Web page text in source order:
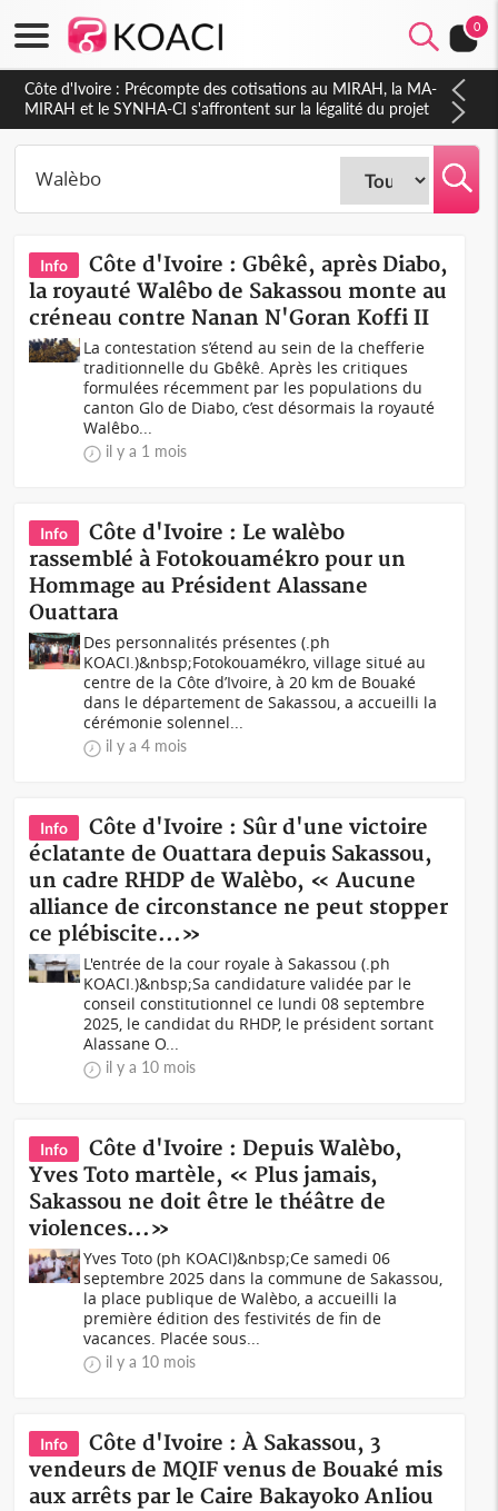
0
Côte d'Ivoire : Indépendance 2026, Thiam plaide pour un
environnement démocratique plus apaisé
Info
Côte d'Ivoire : Gbêkê, après Diabo,
la royauté Walêbo de Sakassou monte au
créneau contre Nanan N'Goran Koffi II
La contestation s’étend au sein de la chefferie
traditionnelle du Gbêkê. Après les critiques
formulées récemment par les populations du
canton Glo de Diabo, c’est désormais la royauté
Walêbo...
il y a 1 mois
Info
Côte d'Ivoire : Le walèbo
rassemblé à Fotokouamékro pour un
Hommage au Président Alassane
Ouattara
Des personnalités présentes (.ph
KOACI.)&nbsp;Fotokouamékro, village situé au
centre de la Côte d’Ivoire, à 20 km de Bouaké
dans le département de Sakassou, a accueilli la
cérémonie solennel...
il y a 4 mois
Info
Côte d'Ivoire : Sûr d'une victoire
éclatante de Ouattara depuis Sakassou,
un cadre RHDP de Walèbo, « Aucune
alliance de circonstance ne peut stopper
ce plébiscite...»
L'entrée de la cour royale à Sakassou (.ph
KOACI.)&nbsp;Sa candidature validée par le
conseil constitutionnel ce lundi 08 septembre
2025, le candidat du RHDP, le président sortant
Alassane O...
il y a 10 mois
Info
Côte d'Ivoire : Depuis Walèbo,
Yves Toto martèle, « Plus jamais,
Sakassou ne doit être le théâtre de
violences...»
Yves Toto (ph KOACI)&nbsp;Ce samedi 06
septembre 2025 dans la commune de Sakassou,
la place publique de Walèbo, a accueilli la
première édition des festivités de fin de
vacances. Placée sous...
il y a 10 mois
Info
Côte d'Ivoire : À Sakassou, 3
vendeurs de MQIF venus de Bouaké mis
aux arrêts par le Caire Bakayoko Anliou